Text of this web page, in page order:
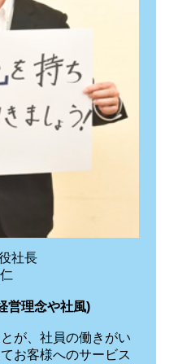
社長
営理念や社風)
が、社員の働きがい
お客様へのサービス